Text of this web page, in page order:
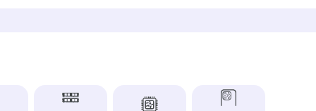
Type d'écran